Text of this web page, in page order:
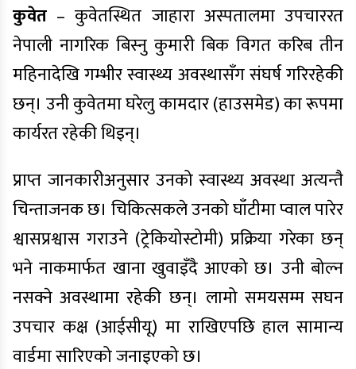
कुवेत – कुवेतस्थित जाहारा अस्पतालमा उपचाररत
नेपाली नागरिक बिस्नु कुमारी बिक विगत करिब तीन
महिनादेखि गम्भीर स्वास्थ्य अवस्थासँग संघर्ष गरिरहेकी
छन्। उनी कुवेतमा घरेलु कामदार (हाउसमेड) का रूपमा
कार्यरत रहेकी थिइन्।
प्राप्त जानकारीअनुसार उनको स्वास्थ्य अवस्था अत्यन्तै
चिन्ताजनक छ। चिकित्सकले उनको घाँटीमा प्वाल पारेर
श्वासप्रश्वास गराउने (ट्रेकियोस्टोमी) प्रक्रिया गरेका छन्
भने नाकमार्फत खाना खुवाइँदै आएको छ। उनी बोल्न
नसक्ने अवस्थामा रहेकी छन्। लामो समयसम्म सघन
उपचार कक्ष (आईसीयू) मा राखिएपछि हाल सामान्य
वार्डमा सारिएको जनाइएको छ।